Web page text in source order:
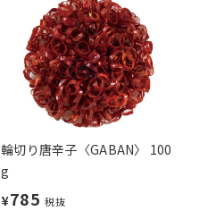
輪切り唐辛子〈GABAN〉 100
g
¥785 税抜